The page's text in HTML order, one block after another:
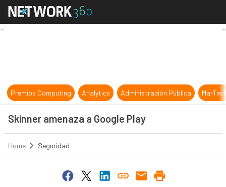
Skinner amenaza a Google Play
Premios Computing Analytics Administración Pública
Skinner amenaza a Google Play
Home Seguridad